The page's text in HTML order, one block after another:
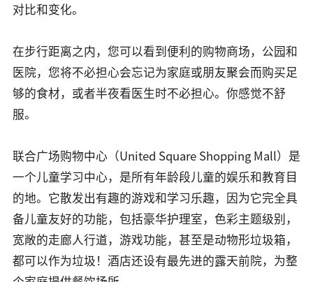
对比和变化。
在步行距离之内，您可以看到便利的购物商场，公园和
医院，您将不必担心会忘记为家庭或朋友聚会而购买足
够的食材，或者半夜看医生时不必担心。你感觉不舒
服。
联合广场购物中心（United Square Shopping Mall）是
一个儿童学习中心，是所有年龄段儿童的娱乐和教育目
的地。它散发出有趣的游戏和学习乐趣，因为它完全具
备儿童友好的功能，包括豪华护理室，色彩主题级别，
宽敞的走廊人行道，游戏功能，甚至是动物形垃圾箱，
都可以作为垃圾！酒店还设有最先进的露天前院，为整